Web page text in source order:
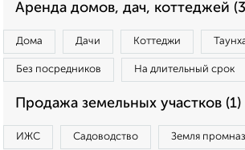
Аренда домов, дач, коттеджей
Дома Дачи Коттеджи
Без посредников На длительный срок
Продажа земельных участков (1)
ИЖС Садоводство Земля